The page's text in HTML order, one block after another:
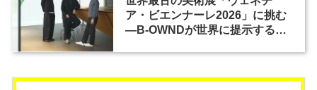
ア・ビエンナーレ2026」に挑む
―B-OWNDが世界に提示する美